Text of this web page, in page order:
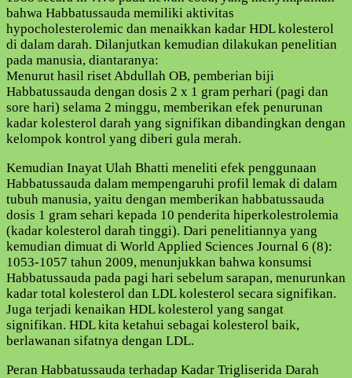
bahwa Habbatussauda memiliki aktivitas
hypocholesterolemic dan menaikkan kadar HDL kolesterol
di dalam darah. Dilanjutkan kemudian dilakukan penelitian
pada manusia, diantaranya:
Menurut hasil riset Abdullah OB, pemberian biji
Habbatussauda dengan dosis 2 x 1 gram perhari (pagi dan
sore hari) selama 2 minggu, memberikan efek penurunan
kadar kolesterol darah yang signifikan dibandingkan dengan
kelompok kontrol yang diberi gula merah.
Kemudian Inayat Ulah Bhatti meneliti efek penggunaan
Habbatussauda dalam mempengaruhi profil lemak di dalam
tubuh manusia, yaitu dengan memberikan habbatussauda
dosis 1 gram sehari kepada 10 penderita hiperkolestrolemia
(kadar kolesterol darah tinggi). Dari penelitiannya yang
kemudian dimuat di World Applied Sciences Journal 6 (8):
1053-1057 tahun 2009, menunjukkan bahwa konsumsi
Habbatussauda pada pagi hari sebelum sarapan, menurunkan
kadar total kolesterol dan LDL kolesterol secara signifikan.
Juga terjadi kenaikan HDL kolesterol yang sangat
signifikan. HDL kita ketahui sebagai kolesterol baik,
berlawanan sifatnya dengan LDL.
Peran Habbatussauda terhadap Kadar Trigliserida Darah